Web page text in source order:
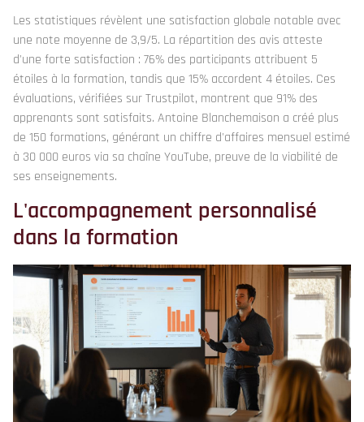
Les statistiques révèlent une satisfaction globale notable avec
une note moyenne de 3,9/5. La répartition des avis atteste
d'une forte satisfaction : 76% des participants attribuent 5
étoiles à la formation, tandis que 15% accordent 4 étoiles. Ces
évaluations, vérifiées sur Trustpilot, montrent que 91% des
apprenants sont satisfaits. Antoine Blanchemaison a créé plus
de 150 formations, générant un chiffre d'affaires mensuel estimé
à 30 000 euros via sa chaîne YouTube, preuve de la viabilité de
ses enseignements.
L'accompagnement personnalisé
dans la formation